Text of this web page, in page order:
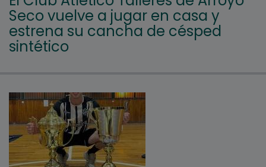
Seco vuelve a jugar en casa y
estrena su cancha de césped
sintético